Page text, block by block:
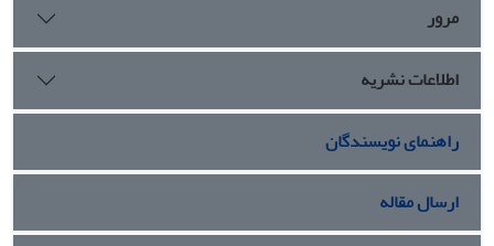
مرور
اطلاعات نشریه
راهنمای نویسندگان
ارسال مقاله